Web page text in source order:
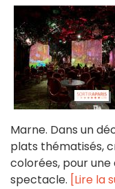
Marne. Dans un
plats thématisés,
colorées, pour
spectacle. [Lire la